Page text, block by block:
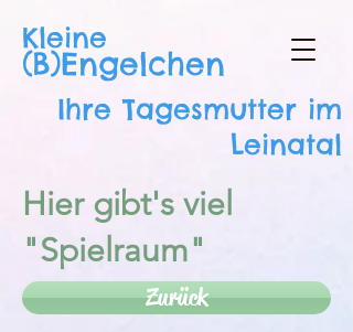
Kleine
(B)Engelchen
Ihre Tagesmutter im
Leinatal
Hier gibt's viel
"Spielraum"
Zurück